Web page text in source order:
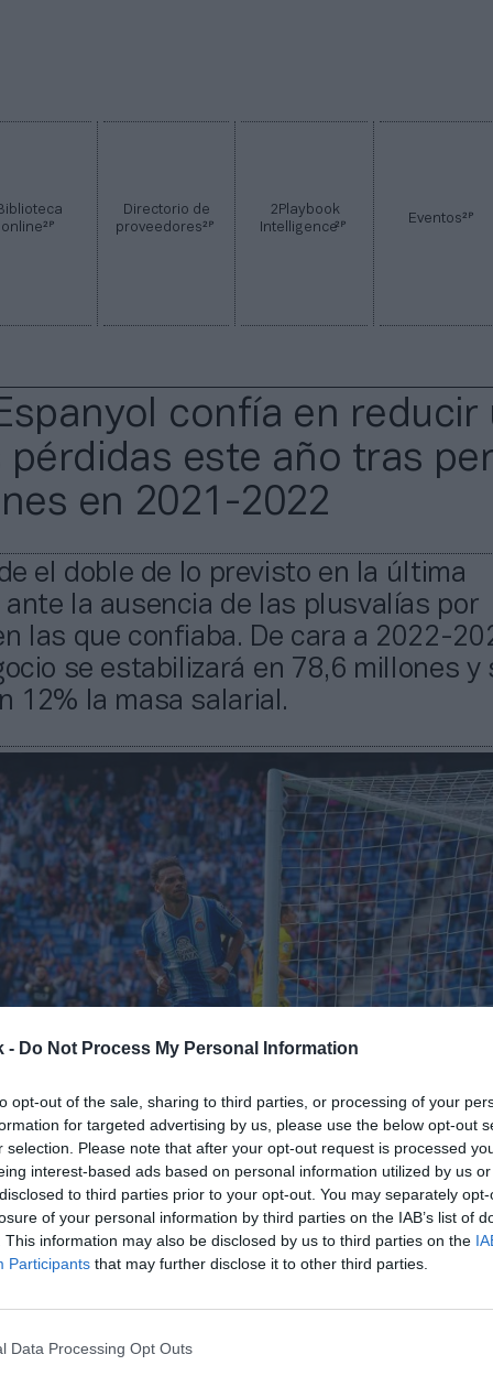
- Do Not Process My Personal Information
opt-out of the sale, sharing to third parties, or processing of your
for targeted advertising by us, please use the below opt-out
selection. Please note that after your opt-out request is processed
interest-based ads based on personal information utilized by us
to third parties prior to your opt-out. You may separately
of your personal information by third parties on the IAB’s list of
This information may also be disclosed by us to third parties on the
Participants that may further disclose it to other third parties.
Data Processing Opt Outs
online2P
Directorio de
proveedores2P
2Playbook
Intelligence2P Eventos2P
confía en reducir
pérdidas este año tras
en 2021-2022
el doble de lo previsto en la última
ante la ausencia de las plusvalías por
las que confiaba. De cara a 2022-
se estabilizará en 78,6 millones y
12% la masa salarial.
16 de noviembre de 2022
Guardar Me gusta
consumirá en 2022-2023 todo el margen que le
unas pérdidas de 19,93 millones de euros y conf&